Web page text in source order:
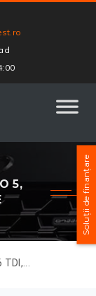
5,
Soluții de finanțare